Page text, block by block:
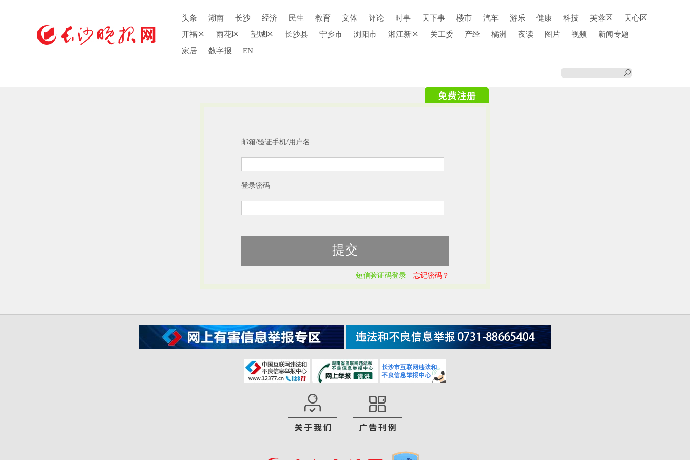
头条 湖南 长沙 经济 民生 教育 文体 评论 时事 天下事 楼市 汽车 游乐 健康 科技 芙蓉区
天心区
开福区
雨花区 望城区 长沙县 宁乡市 浏阳市 湘江新区 关工委 产经 橘洲 夜读 图片 视频
新闻专题
家居
数字报 EN
邮箱/验证手机/用户名
登录密码
短信验证码登录 忘记密码？